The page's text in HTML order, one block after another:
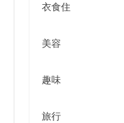
衣食住
美容
趣味
旅行